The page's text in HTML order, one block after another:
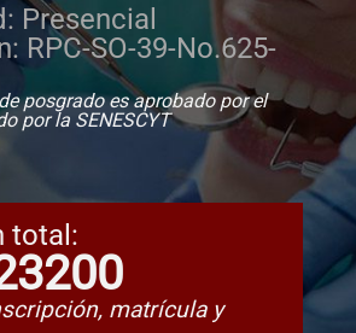
Presencial
RPC-SO-39-No.625-
posgrado es aprobado por el
por la SENESCYT
total:
matrícula y